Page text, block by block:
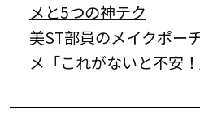
メと5つの神テク
美ST部員のメイクポー
メ「これがないと不安！